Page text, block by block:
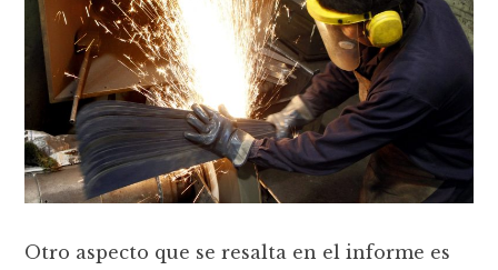
Otro aspecto que se resalta en el informe es